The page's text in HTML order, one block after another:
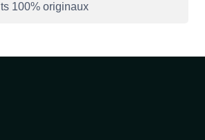
100% originaux